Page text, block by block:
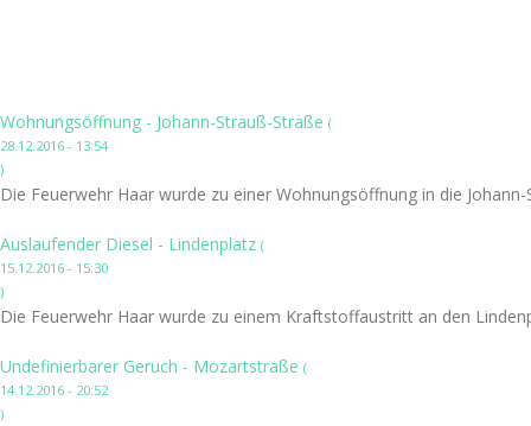
Wohnungsöffnung - Johann-Strauß-Straße (
28.12.2016 - 13:54
)
Die Feuerwehr Haar wurde zu einer Wohnungsöffnung in die
Auslaufender Diesel - Lindenplatz (
15.12.2016 - 15:30
)
Die Feuerwehr Haar wurde zu einem Kraftstoffaustritt an den
Undefinierbarer Geruch - Mozartstraße (
14.12.2016 - 20:52
)